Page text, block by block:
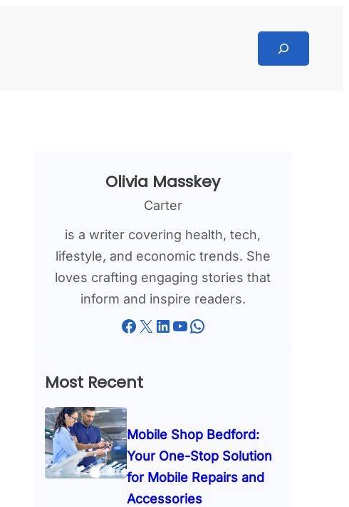
Search
Olivia Masskey
Carter
is a writer covering health, tech,
lifestyle, and economic trends. She
loves crafting engaging stories that
inform and inspire readers.
Facebook X LinkedIn YouTube WhatsApp
Most Recent
Mobile Shop Bedford:
Your One-Stop Solution
for Mobile Repairs and
Accessories